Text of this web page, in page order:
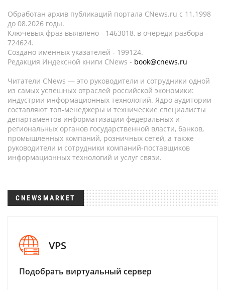
Обработан архив публикаций портала CNews.ru c 11.1998
до 08.2026 годы.
Ключевых фраз выявлено - 1463018, в очереди разбора -
724624.
Создано именных указателей - 199124.
Редакция Индексной книги CNews - book@cnews.ru
Читатели CNews — это руководители и сотрудники одной
из самых успешных отраслей российской экономики:
индустрии информационных технологий. Ядро аудитории
составляют топ-менеджеры и технические специалисты
департаментов информатизации федеральных и
региональных органов государственной власти, банков,
промышленных компаний, розничных сетей, а также
руководители и сотрудники компаний-поставщиков
информационных технологий и услуг связи.
CNEWSMARKET
VPS
Подобрать виртуальный сервер